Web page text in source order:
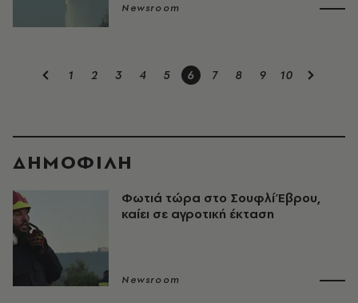
Newsroom
1 2 3 4 5 6 7 8 9 10
ΔΗΜΟΦΙΛΗ
Φωτιά τώρα στο Σουφλί Έβρου,
καίει σε αγροτική έκταση
Newsroom